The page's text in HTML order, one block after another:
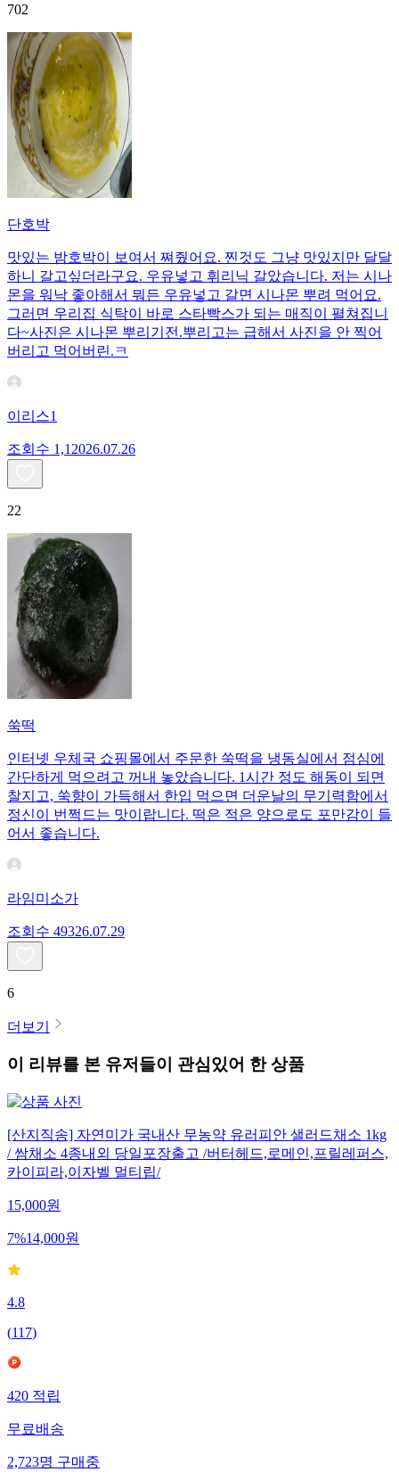
702
단호박
맛있는 밤호박이 보여서 쪄줬어요. 찐것도 그냥 맛있지만 달달
하니 갈고싶더라구요. 우유넣고 휘리닉 갈았습니다. 저는 시나
몬을 워낙 좋아해서 뭐든 우유넣고 갈면 시나몬 뿌려 먹어요.
그러면 우리집 식탁이 바로 스타빡스가 되는 매직이 펼쳐집니
다~사진은 시나몬 뿌리기전.뿌리고는 급해서 사진을 안 찍어
버리고 먹어버린.ㅋ
이리스1
조회수 1,12026.07.26
22
쑥떡
인터넷 우체국 쇼핑몰에서 주문한 쑥떡을 냉동실에서 점심에
간단하게 먹으려고 꺼내 놓았습니다. 1시간 정도 해동이 되면
찰지고, 쑥향이 가득해서 한입 먹으면 더운날의 무기력함에서
정신이 번쩍드는 맛이랍니다. 떡은 적은 양으로도 포만감이 들
어서 좋습니다.
라임미소가
조회수 49326.07.29
6
더보기
이 리뷰를 본 유저들이 관심있어 한 상품
[산지직송] 자연미가 국내산 무농약 유러피안 샐러드채소 1kg
/ 쌈채소 4종내외 당일포장출고 /버터헤드,로메인,프릴레퍼스,
카이피라,이자벨 멀티립/
15,000원
7%14,000원
4.8
(117)
420 적립
무료배송
2,723명 구매중